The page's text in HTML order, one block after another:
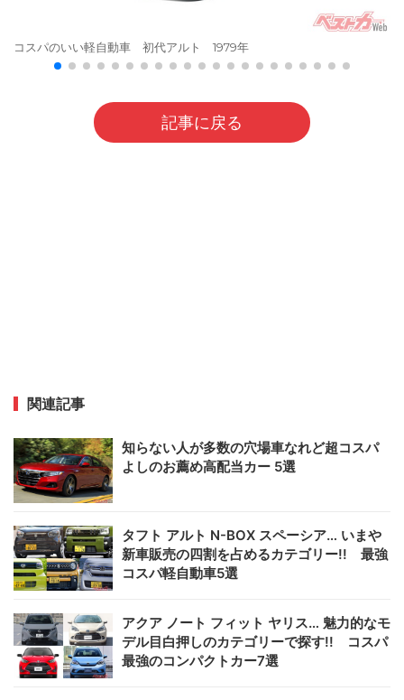
コスパのいい軽自動車 初代アルト 1979年
記事に戻る
関連記事
知らない人が多数の穴場車なれど超コスパ
よしのお薦め高配当カー 5選
タフト アルト N-BOX スペーシア… いまや
新車販売の四割を占めるカテゴリー!! 最強
コスパ軽自動車5選
アクア ノート フィット ヤリス… 魅力的なモ
デル目白押しのカテゴリーで探す!! コスパ
最強のコンパクトカー7選